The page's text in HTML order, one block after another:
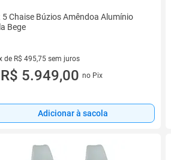
5 Chaise Búzios Amêndoa Alumínio
Bege
de R$ 495,75 sem juros
vez de R$ 495,75 sem juros
R$ 5.949,00 no Pix
Adicionar à sacola